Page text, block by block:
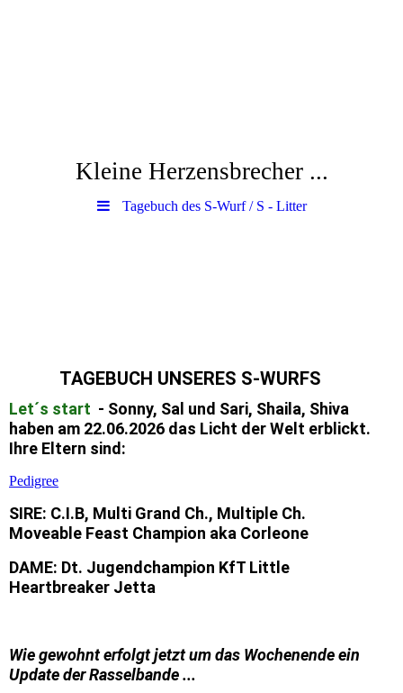
Kleine Herzensbrecher ...
Tagebuch des S-Wurf / S - Litter
TAGEBUCH UNSERES S-WURFS
Let´s start - Sonny, Sal und Sari, Shaila, Shiva
haben am 22.06.2026 das Licht der Welt erblickt.
Ihre Eltern sind:
Pedigree
SIRE: C.I.B, Multi Grand Ch., Multiple Ch.
Moveable Feast Champion aka Corleone
DAME: Dt. Jugendchampion KfT Little
Heartbreaker Jetta
Wie gewohnt erfolgt jetzt um das Wochenende ein
Update der Rasselbande ...